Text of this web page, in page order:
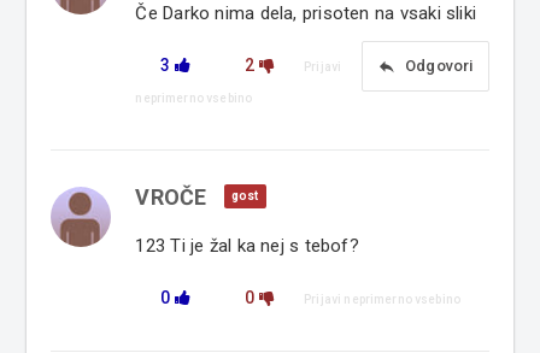
Če Darko nima dela, prisoten na vsaki sliki
3 2 reply Odgovori
Prijavi
neprimerno vsebino
VROČE gost
123 Ti je žal ka nej s tebof?
0 0 Prijavi neprimerno vsebino